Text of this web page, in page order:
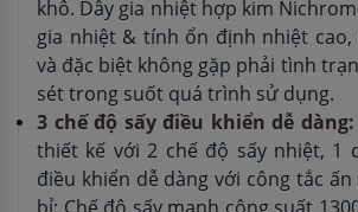
khô. Dây gia nhiệt hợp kim
gia nhiệt & tính ổn định nhiệt
và đặc biệt không gặp phải tình
sét trong suốt quá trình sử dụng.
3 chế độ sấy điều khiển dễ dàng:
thiết kế với 2 chế độ sấy nhiệt, 1
điều khiển dễ dàng với công tắc